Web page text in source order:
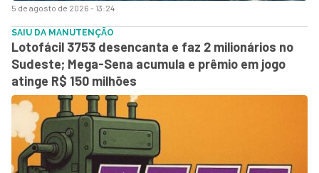
5 de agosto de 2026 - 13:24
SAIU DA MANUTENÇÃO
Lotofácil 3753 desencanta e faz 2 milionários no
Sudeste; Mega-Sena acumula e prêmio em jogo
atinge R$ 150 milhões